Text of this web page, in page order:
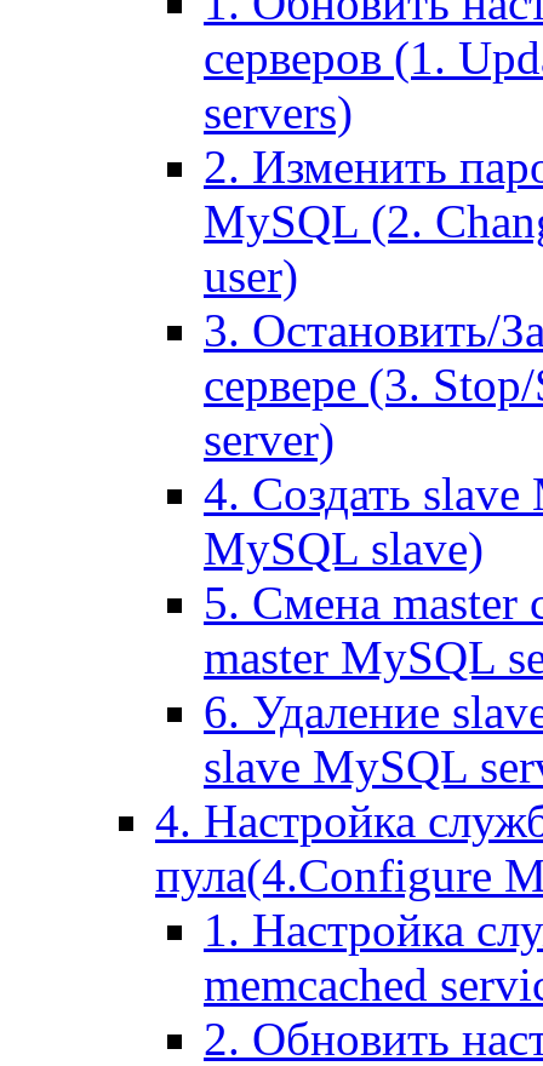
серверов (1.
servers)
2. Изменить
MySQL (2.
user)
3. Остановить/
сервере (3.
server)
4. Создать
MySQL slave)
5. Смена master
master MySQL
6. Удаление
slave MySQL
4. Настройка
пула(4.Configure
1. Настройка
memcached
2. Обновить